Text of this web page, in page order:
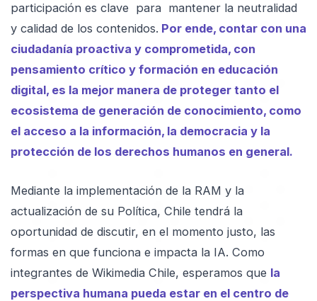
participación es clave para mantener la neutralidad
y calidad de los contenidos. Por ende, contar con una
ciudadanía proactiva y comprometida, con
pensamiento crítico y formación en educación
digital, es la mejor manera de proteger tanto el
ecosistema de generación de conocimiento, como
el acceso a la información, la democracia y la
protección de los derechos humanos en general.
Mediante la implementación de la RAM y la
actualización de su Política, Chile tendrá la
oportunidad de discutir, en el momento justo, las
formas en que funciona e impacta la IA. Como
integrantes de Wikimedia Chile, esperamos que la
perspectiva humana pueda estar en el centro de